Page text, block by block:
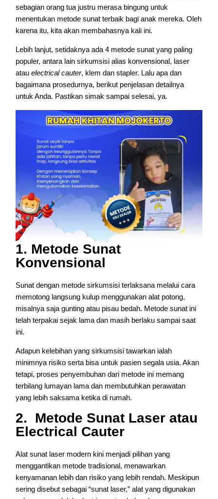
sebagian orang tua justru merasa bingung untuk
menentukan metode sunat terbaik bagi anak mereka. Oleh
karena itu, kita akan membahasnya kali ini.
Lebih lanjut, setidaknya ada 4 metode sunat yang paling
populer, antara lain sirkumsisi alias konvensional, laser
atauelectrical cauter, klem dan stapler. Lalu apa dan
bagaimana prosedurnya, berikut penjelasan detailnya
untuk Anda. Pastikan simak sampai selesai, ya.
1. Metode Sunat
Konvensional
Sunat dengan metode sirkumsisi terlaksana melalui cara
memotong langsung kulup menggunakan alat potong,
misalnya saja gunting atau pisau bedah. Metode sunat ini
telah terpakai sejak lama dan masih berlaku sampai saat
ini.
Adapun kelebihan yang sirkumsisi tawarkan ialah
minimnya risiko serta bisa untuk pasien segala usia. Akan
tetapi, proses penyembuhan dari metode ini memang
terbilang lumayan lama dan membutuhkan perawatan
yang lebih saksama ketika di rumah.
2. Metode Sunat Laser atau
Electrical Cauter
Alat sunat laser modern kini menjadi pilihan yang
menggantikan metode tradisional, menawarkan
kenyamanan lebih dan risiko yang lebih rendah. Meskipun
sering disebut sebagai “sunat laser,” alat yang digunakan